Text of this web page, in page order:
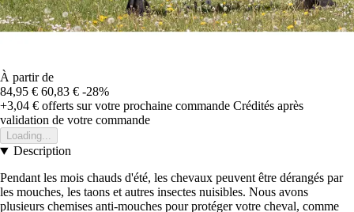
À partir de
84,95 € 60,83 € -28%
+3,04 € offerts sur votre prochaine commande Crédités après
validation de votre commande
Loading...
Description
Pendant les mois chauds d'été, les chevaux peuvent être dérangés par
les mouches, les taons et autres insectes nuisibles. Nous avons
plusieurs chemises anti-mouches pour protéger votre cheval, comme